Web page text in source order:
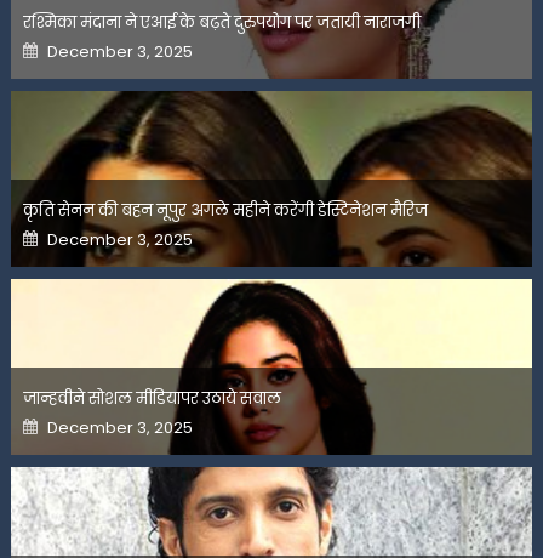
रश्मिका मंदाना ने एआई के बढ़ते दुरुपयोग पर जतायी नाराजगी
Posted
on
December 3, 2025
कृति सेनन की बहन नूपुर अगले महीने करेंगी डेस्टिनेशन मैरिज
Posted
on
December 3, 2025
जान्हवीने सोशल मीडियापर उठाये सवाल
Posted
on
December 3, 2025